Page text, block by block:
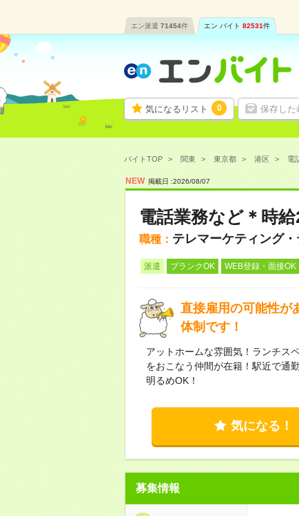
エン派遣 71454件 エン バイト 82531件
気になるリスト 0 保存した
バイトTOP 関東 東京都 港区 電
NEW 掲載日 :2026/08/07
電話業務など＊時
職種： テレマーケティング
派遣 ブランクOK WEB登録・面接OK
直接雇用の可能性が
体制です！
アットホームな雰囲気！ランチス
をおこなう仲間が在籍！駅近で通
明るめOK！
気になる！
募集情報